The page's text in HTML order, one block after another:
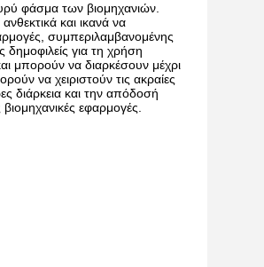
φάσμα των βιομηχανιών
ανθεκτικά και ικανά να
συμπεριλαμβανομένης
δημοφιλείς για τη χρήση
μπορούν να διαρκέσουν μέχρι
να χειριστούν τις ακραίες
διάρκεια και την απόδοσή
βιομηχανικές εφαρμογές